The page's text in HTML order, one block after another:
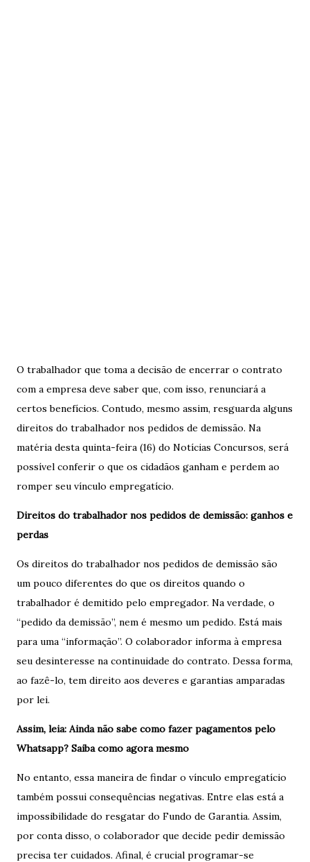
O trabalhador que toma a decisão de encerrar o contrato
com a empresa deve saber que, com isso, renunciará a
certos benefícios. Contudo, mesmo assim, resguarda alguns
direitos do trabalhador nos pedidos de demissão. Na
matéria desta quinta-feira (16) do Notícias Concursos, será
possível conferir o que os cidadãos ganham e perdem ao
romper seu vínculo empregatício.
Direitos do trabalhador nos pedidos de demissão: ganhos e
perdas
Os direitos do trabalhador nos pedidos de demissão são
um pouco diferentes do que os direitos quando o
trabalhador é demitido pelo empregador. Na verdade, o
“pedido da demissão”, nem é mesmo um pedido. Está mais
para uma “informação”. O colaborador informa à empresa
seu desinteresse na continuidade do contrato. Dessa forma,
ao fazê-lo, tem direito aos deveres e garantias amparadas
por lei.
Assim, leia: Ainda não sabe como fazer pagamentos pelo
Whatsapp? Saiba como agora mesmo
No entanto, essa maneira de findar o vínculo empregatício
também possui consequências negativas. Entre elas está a
impossibilidade do resgatar do Fundo de Garantia. Assim,
por conta disso, o colaborador que decide pedir demissão
precisa ter cuidados. Afinal, é crucial programar-se